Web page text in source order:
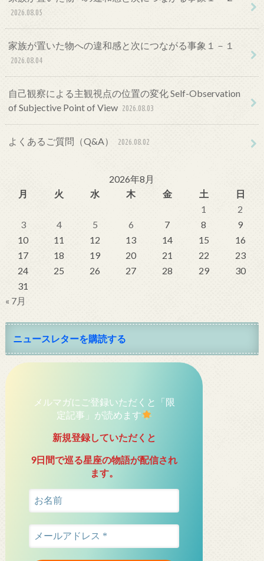
2026.08.05
家族が置いた物への違和感と次につながる事象１－１
2026.08.04
自己観察による主観視点の位置の変化 Self-Observation
of Subjective Point of View 2026.08.03
よくあるご質問（Q&A） 2026.08.02
2026年8月
月
火 水 木 金 土
日
1
2
3
4 5 6 7 8
9
10
11 12 13 14 15
16
17
18 19 20 21 22
23
24
25 26 27 28 29
30
31
« 7月
ニュースレターを購読する
メルマガにご登録いただくと「限
定記事」が読めます
新規登録していただくと
9日間で巡る星座の物語が配信され
ます。